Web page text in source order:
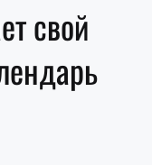
свой